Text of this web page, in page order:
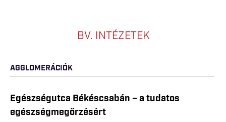
BV. INTÉZETEK
AGGLOMERÁCIÓK
Egészségutca Békéscsabán – a tudatos
egészségmegőrzésért